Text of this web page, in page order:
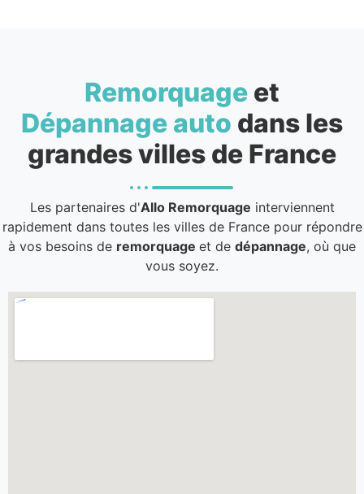
Remorquage et
Dépannage auto dans les
grandes villes de France
Les partenaires d'Allo Remorquage interviennent
rapidement dans toutes les villes de France pour répondre
à vos besoins de remorquage et de dépannage, où que
vous soyez.